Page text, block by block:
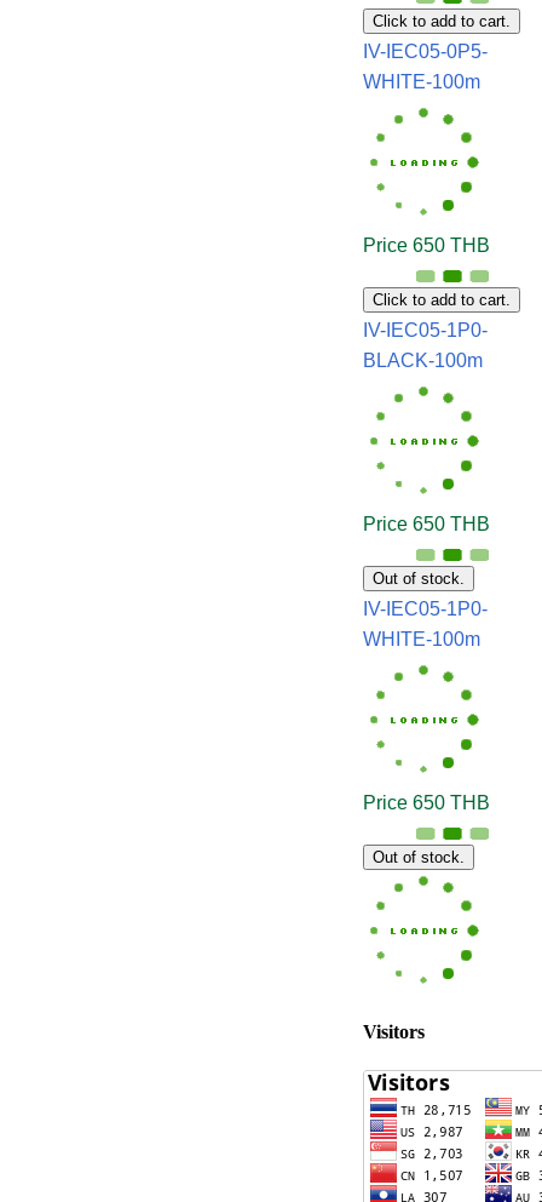
Click to add to cart.
IV-IEC05-0P5-
WHITE-100m
Price 650 THB
Click to add to cart.
IV-IEC05-1P0-
BLACK-100m
Price 650 THB
Out of stock.
IV-IEC05-1P0-
WHITE-100m
Price 650 THB
Out of stock.
Visitors